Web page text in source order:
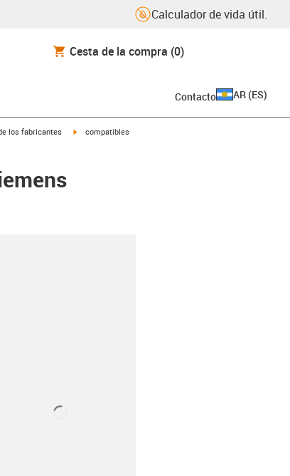
Calculador de vida útil.
Cesta de la compra (0)
Contacto AR (ES)
los fabricantes igus-icon-arrow-right
compatibles